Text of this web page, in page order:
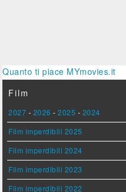
Quanto ti piace MYmovies.it
Film
2027 - 2026 -2025 - 2024
Film imperdibili 2025
Film imperdibili 2024
Film imperdibili 2023
Film imperdibili 2022